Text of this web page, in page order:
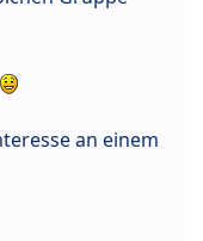
an einem